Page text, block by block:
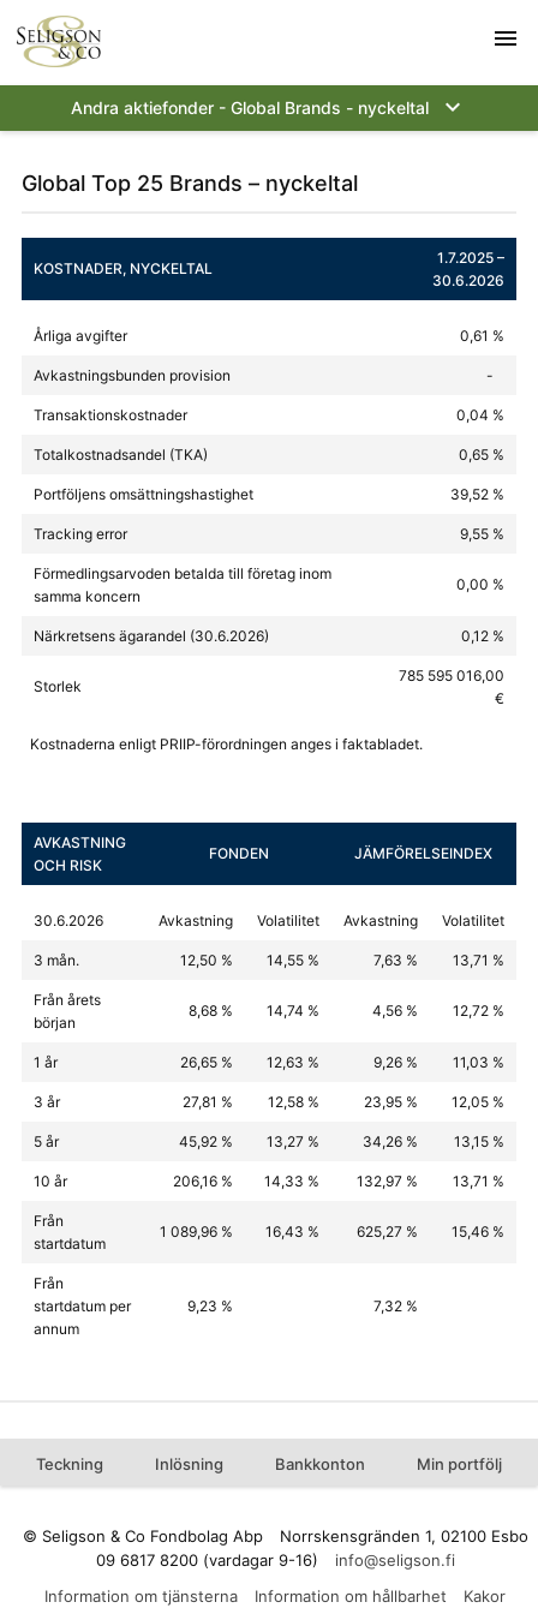
menu
Andra aktiefonder - Global Brands - nyckeltal 
Global Top 25 Brands – nyckeltal
KOSTNADER, NYCKELTAL
1.7.2025 –
30.6.2026
Årliga avgifter 0,61 %
Avkastningsbunden provision -
Transaktionskostnader 0,04 %
Totalkostnadsandel (TKA) 0,65 %
Portföljens omsättningshastighet 39,52 %
Tracking error 9,55 %
Förmedlingsarvoden betalda till företag inom
samma koncern
0,00 %
Närkretsens ägarandel (30.6.2026) 0,12 %
Storlek
785 595 016,00
€
Kostnaderna enligt PRIIP-förordningen anges i faktabladet.
AVKASTNING
OCH RISK
FONDEN JÄMFÖRELSEINDEX
30.6.2026 Avkastning Volatilitet Avkastning Volatilitet
3 mån. 12,50 % 14,55 % 7,63 % 13,71 %
Från årets
början
8,68 % 14,74 % 4,56 % 12,72 %
1 år 26,65 % 12,63 % 9,26 % 11,03 %
3 år 27,81 % 12,58 % 23,95 % 12,05 %
5 år 45,92 % 13,27 % 34,26 % 13,15 %
10 år 206,16 % 14,33 % 132,97 % 13,71 %
Från
startdatum
1 089,96 % 16,43 % 625,27 % 15,46 %
Från
startdatum per
annum
9,23 % 7,32 %
Teckning Inlösning Bankkonton Min portfölj
© Seligson & Co Fondbolag Abp
Norrskensgränden 1, 02100 Esbo
09 6817 8200 (vardagar 9-16)
Information om tjänsterna
Information om hållbarhet
Kakor